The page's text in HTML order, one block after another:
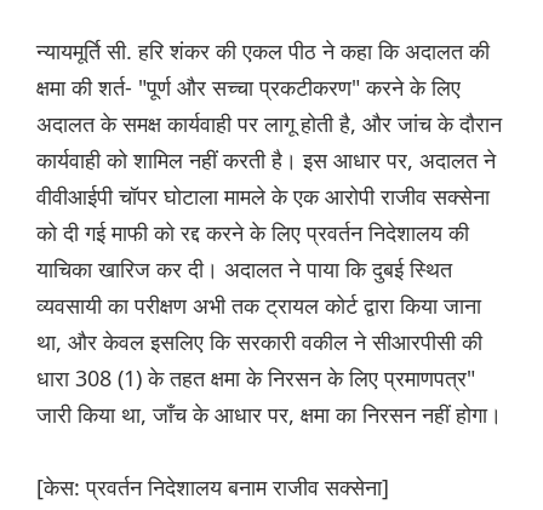
न्यायमूर्ति सी. हरि शंकर की एकल पीठ ने कहा कि अदालत की
क्षमा की शर्त- "पूर्ण और सच्चा प्रकटीकरण" करने के लिए
अदालत के समक्ष कार्यवाही पर लागू होती है, और जांच के दौरान
कार्यवाही को शामिल नहीं करती है। इस आधार पर, अदालत ने
वीवीआईपी चॉपर घोटाला मामले के एक आरोपी राजीव सक्सेना
को दी गई माफी को रद्द करने के लिए प्रवर्तन निदेशालय की
याचिका खारिज कर दी। अदालत ने पाया कि दुबई स्थित
व्यवसायी का परीक्षण अभी तक ट्रायल कोर्ट द्वारा किया जाना
था, और केवल इसलिए कि सरकारी वकील ने सीआरपीसी की
धारा 308 (1) के तहत क्षमा के निरसन के लिए प्रमाणपत्र"
जारी किया था, जाँच के आधार पर, क्षमा का निरसन नहीं होगा।
[केस: प्रवर्तन निदेशालय बनाम राजीव सक्सेना]